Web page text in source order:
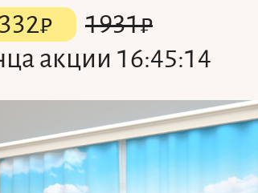
₽ 1931₽
акции 16:45:13